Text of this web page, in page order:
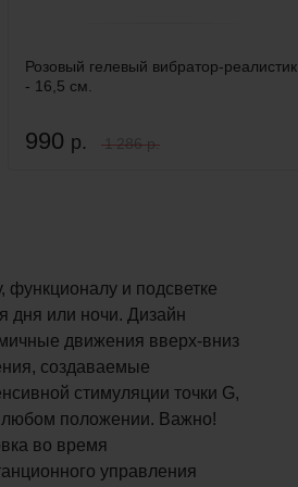
Розовый гелевый вибратор-реалистик
- 16,5 см.
990 р. 1 286 р.
функционалу и подсветке
дня или ночи. Дизайн
движения вверх-вниз
создаваемые
стимуляции точки G,
любом положении. Важно!
во время
управления